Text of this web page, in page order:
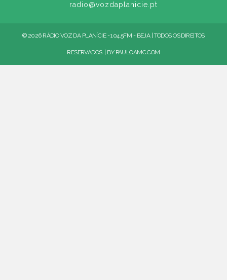
radio@vozdaplanicie.pt
© 2026 RÁDIO VOZ DA PLANÍCIE - 104.5FM - BEJA | TODOS OS DIREITOS
RESERVADOS. | BY PAULOAMC.COM